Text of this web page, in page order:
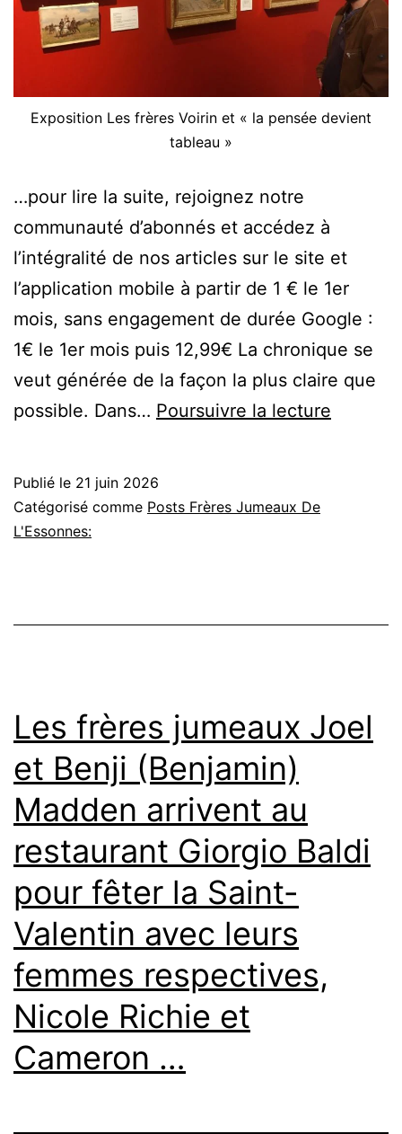
Exposition Les frères Voirin et « la pensée devient
tableau »
…pour lire la suite, rejoignez notre
communauté d’abonnés et accédez à
l’intégralité de nos articles sur le site et
l’application mobile à partir de 1 € le 1er
mois, sans engagement de durée Google :
1€ le 1er mois puis 12,99€ La chronique se
veut générée de la façon la plus claire que
possible. Dans… Poursuivre la lecture
pensée
»
Publié le 21 juin 2026
Catégorisé comme Posts Frères Jumeaux De
L'Essonnes:
Les frères jumeaux Joel
et Benji (Benjamin)
Madden arrivent au
restaurant Giorgio Baldi
pour fêter la Saint-
Valentin avec leurs
femmes respectives,
Nicole Richie et
Cameron …